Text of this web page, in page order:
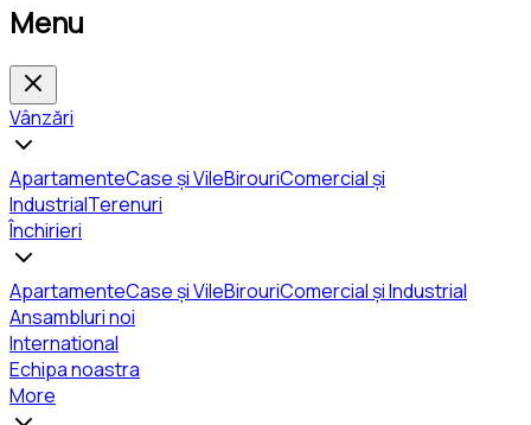
Menu
Vânzări
ApartamenteCase și VileBirouriComercial și
IndustrialTerenuri
Închirieri
ApartamenteCase și VileBirouriComercial și Industrial
Ansambluri noi
International
Echipa noastra
More